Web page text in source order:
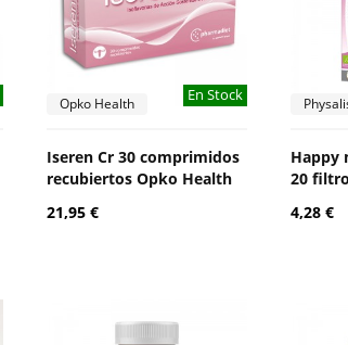
En Stock
Opko Health
Iseren Cr 30 comprimidos
recubiertos Opko Health
21,95 €
Happy
20
4,28 €